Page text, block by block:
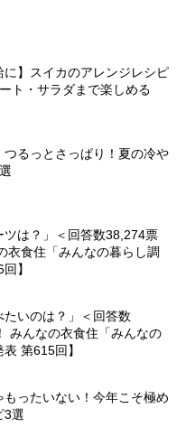
に】スイカのアレンジレシピ
ト・サラダまで楽しめる
つるっとさっぱり！夏の冷や
ツは？」＜回答数38,274票
衣食住「みんなの暮らし調
】
たいのは？」＜回答数
みんなの衣食住「みんなの
第615回】
ったいない！今年こそ極め
3選